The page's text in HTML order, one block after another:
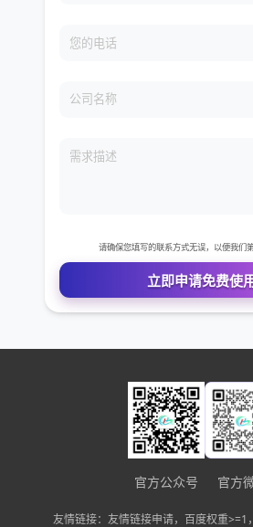
公司名称
需求描述
请确保您填写的联系方式无误，以便
立即申请免费
官方公众号 官方
友情链接：友情链接申请，百度权重>=1